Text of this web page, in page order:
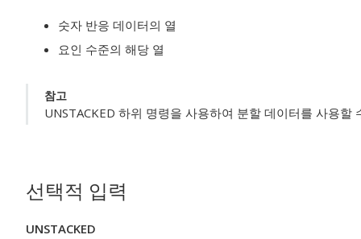
숫자 반응 데이터의 열
요인 수준의 해당 열
참고
UNSTACKED 하위 명령을 사용하여 분할 데이터를 사용할
선택적 입력
UNSTACKED